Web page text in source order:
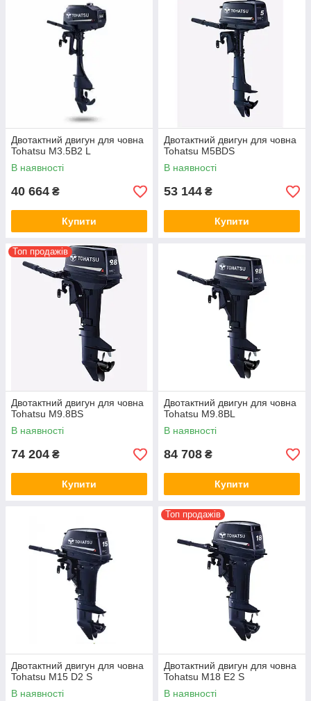
Двотактний двигун для човна
Tohatsu M3.5B2 L
В наявності
40 664 ₴
Купити
Двотактний двигун для човна
Tohatsu M5BDS
В наявності
53 144 ₴
Купити
Топ продажів
Двотактний двигун для човна
Tohatsu M9.8BS
В наявності
74 204 ₴
Купити
Двотактний двигун для човна
Tohatsu M9.8BL
В наявності
84 708 ₴
Купити
Двотактний двигун для човна
Tohatsu M15 D2 S
В наявності
Топ продажів
Двотактний двигун для човна
Tohatsu M18 E2 S
В наявності